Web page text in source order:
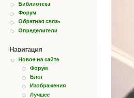
Библиотека
Форум
Обратная связь
Определители
Навигация
Новое на сайте
Форум
Блог
Изображения
Лучшее